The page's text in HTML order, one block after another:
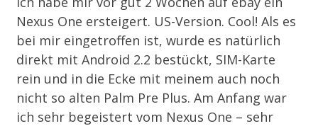
Nexus One ersteigert. US-Version. Cool! Als es
bei mir eingetroffen ist, wurde es natürlich
direkt mit Android 2.2 bestückt, SIM-Karte
rein und in die Ecke mit meinem auch noch
nicht so alten Palm Pre Plus. Am Anfang war
ich sehr begeistert vom Nexus One – sehr